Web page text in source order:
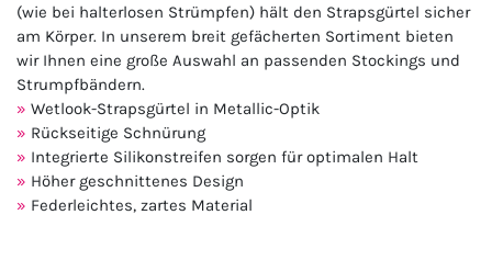
(wie bei halterlosen Strümpfen) hält den Strapsgürtel sicher
am Körper. In unserem breit gefächerten Sortiment bieten
wir Ihnen eine große Auswahl an passenden Stockings und
Strumpfbändern.
Wetlook-Strapsgürtel in Metallic-Optik
Rückseitige Schnürung
Integrierte Silikonstreifen sorgen für optimalen Halt
Höher geschnittenes Design
Federleichtes, zartes Material